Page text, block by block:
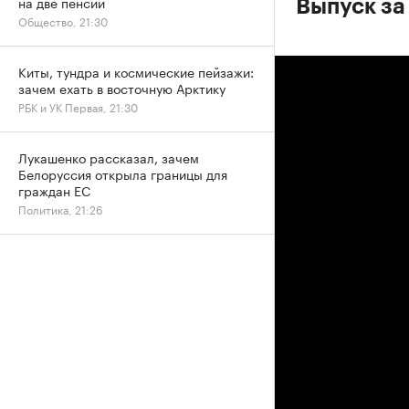
Выпуск
Общество, 21:30
Киты, тундра и космические пейзажи:
зачем ехать в восточную Арктику
РБК и УК Первая, 21:30
Лукашенко рассказал, зачем
Белоруссия открыла границы для
граждан ЕС
Политика, 21:26